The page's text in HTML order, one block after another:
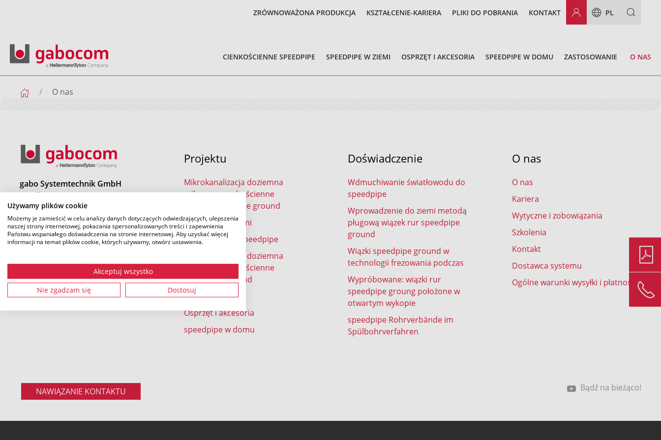
Używamy plików cookie
Możemy je zamieścić w celu analizy danych dotyczących odwiedzających, ulepszenia
naszej strony internetowej, pokazania spersonalizowanych treści i zapewnienia
Państwu wspaniałego doświadczenia na stronie internetowej. Aby uzyskać więcej
informacji na temat plików cookie, których używamy, otwórz ustawienia.
Akceptuj wszystko
Nie zgadzam się Dostosuj
ZRÓWNOWAŻONA PRODUKCJA KSZTAŁCENIE-KARIERA PLIKI DO POBRANIA KONTAKT PL
CIENKOŚCIENNE SPEEDPIPE SPEEDPIPE W ZIEMI OSPRZĘT I AKCESORIA SPEEDPIPE W DOMU ZASTOSOWANIE O NAS
O nas
gabo Systemtechnik GmbH
a HellermannTyton Company
Am Schaidweg 7
94559 Niederwinkling
Tel.: +49 9962 950-0
Fax.: +49 9962 950-202
Projektu
Mikrokanalizacja doziemna
mikrorury grubościenne
speedpipe bundle ground
speedpipe w ziemi
Cienkościenne speedpipe
Mikrokanalizacja doziemna
mikrorury grubościenne
speedpipe ground
speedpipe
Osprzęt i akcesoria
speedpipe w domu
Doświadczenie
Wdmuchiwanie światłowodu do
speedpipe
Wprowadzenie do ziemi metodą
pługową wiązek rur speedpipe
ground
Wiązki speedpipe ground w
technologii frezowania podczas
Wypróbowane: wiązki rur
speedpipe groung położone w
otwartym wykopie
speedpipe Rohrverbände im
Spülbohrverfahren
O nas
O nas
Kariera
Wytyczne i zobowiązania
Szkolenia
Kontakt
Dostawca systemu
Ogólne warunki wysyłki i płatności
NAWIĄZANIE KONTAKTU Bądź na bieżąco!